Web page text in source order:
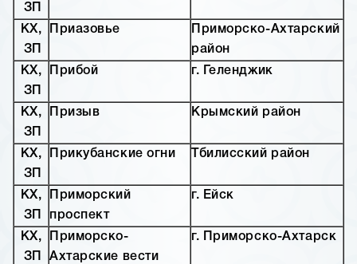
ЗП
КХ,
ЗП
Приазовье
Приморско-Ахтарский
район
КХ,
ЗП
Прибой г. Геленджик
КХ,
ЗП
Призыв Крымский район
КХ,
ЗП
Прикубанские огни Тбилисский район
КХ,
ЗП
Приморский
проспект
г. Ейск
КХ,
ЗП
Приморско-
Ахтарские вести
г. Приморско-Ахтарск